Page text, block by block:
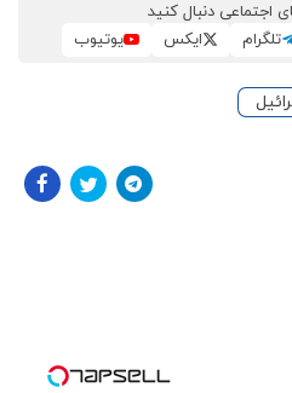
اجتماعی دنبال کنید
تلگرام ایکس یوتیوب